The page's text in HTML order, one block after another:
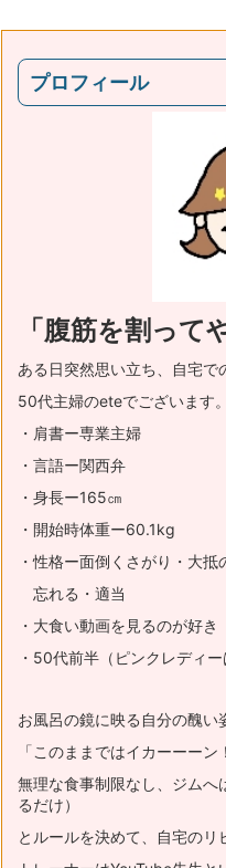
プロフィール
「腹筋を割って
ある日突然思い立ち、自宅で
50代主婦のeteでございます。
・肩書ー専業主婦
・言語ー関西弁
・身長ー165㎝
・開始時体重ー60.1kg
・性格ー面倒くさがり・大抵
忘れる・適当
・大食い動画を見るのが好き
・50代前半（ピンクレディー
お風呂の鏡に映る自分の醜い
「このままではイカーーーン
無理な食事制限なし、ジムへ
るだけ）
とルールを決めて、自宅のリ